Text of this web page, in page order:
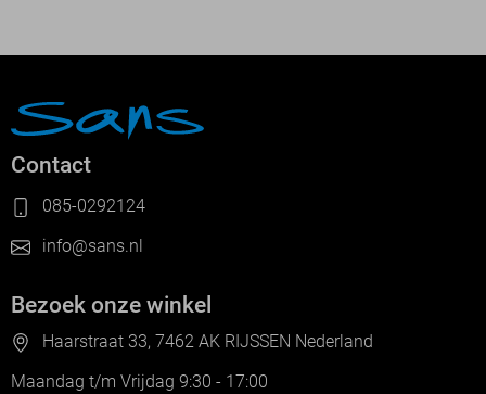
Contact
085-0292124
info@sans.nl
Bezoek onze winkel
Haarstraat 33, 7462 AK RIJSSEN Nederland
Maandag t/m Vrijdag 9:30 - 17:00